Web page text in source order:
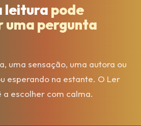
leitura pode
uma pergunta
uma sensação, uma autora ou
esperando na estante. O Ler
a escolher com calma.